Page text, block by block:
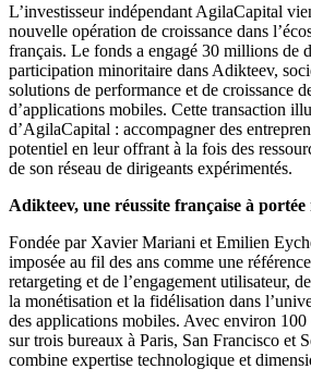
L’investisseur indépendant AgilaCapital
nouvelle opération de croissance dans
français. Le fonds a engagé 30 millions de
participation minoritaire dans Adikteev,
solutions de performance et de croissance
d’applications mobiles. Cette transaction
d’AgilaCapital : accompagner des
potentiel en leur offrant à la fois des
de son réseau de dirigeants expérimentés.
Adikteev, une réussite française à portée
Fondée par Xavier Mariani et Emilien
imposée au fil des ans comme une
retargeting et de l’engagement utilisateur,
la monétisation et la fidélisation dans
des applications mobiles. Avec environ
sur trois bureaux à Paris, San Francisco et
combine expertise technologique et